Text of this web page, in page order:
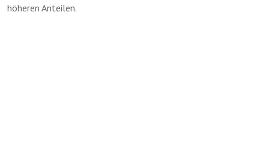
höheren Anteilen.